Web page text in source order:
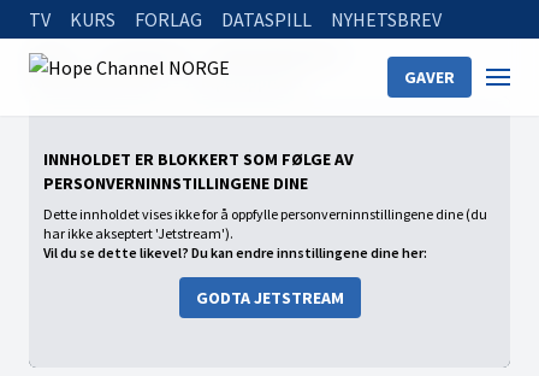
TV KURS FORLAG DATASPILL NYHETSBREV
GAVER
Home
Menneskesønnen 5 - Tempelopprøret
INNHOLDET ER BLOKKERT SOM FØLGE AV
PERSONVERNINNSTILLINGENE DINE
Dette innholdet vises ikke for å oppfylle personverninnstillingene dine (du
har ikke akseptert 'Jetstream').
Vil du se dette likevel? Du kan endre innstillingene dine her:
GODTA JETSTREAM